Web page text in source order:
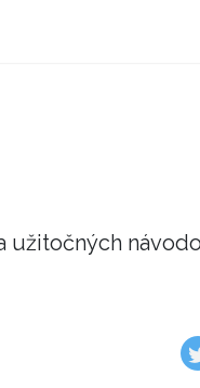
užitočných